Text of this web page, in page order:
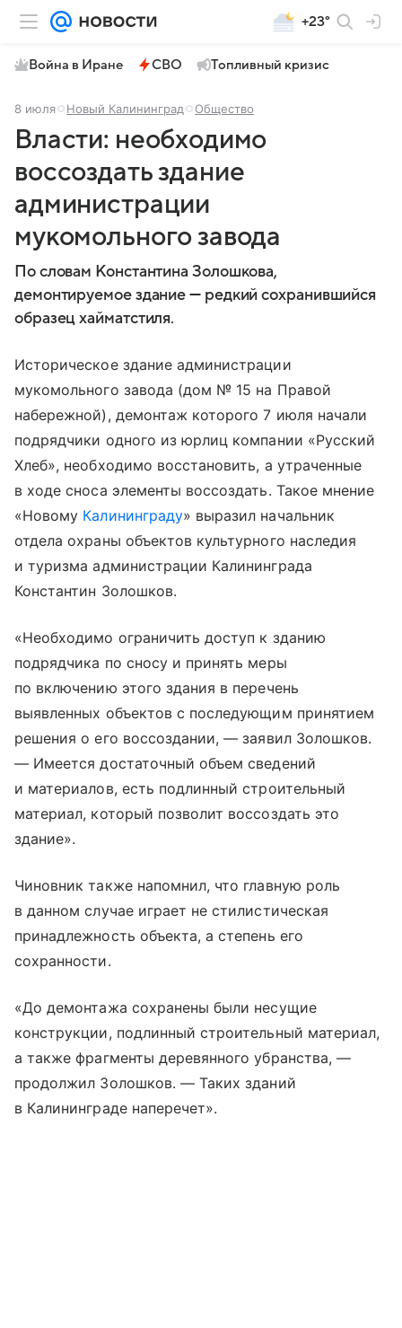
+23°
Война в Иране СВО Топливный кризис
8 июля Новый Калининград Общество
Власти: необходимо
воссоздать здание
администрации
мукомольного завода
По словам Константина Золошкова,
демонтируемое здание — редкий сохранившийся
образец хайматстиля.
Историческое здание администрации
мукомольного завода (дом № 15 на Правой
набережной), демонтаж которого 7 июля начали
подрядчики одного из юрлиц компании «Русский
Хлеб», необходимо восстановить, а утраченные
в ходе сноса элементы воссоздать. Такое мнение
«Новому Калининграду» выразил начальник
отдела охраны объектов культурного наследия
и туризма администрации Калининграда
Константин Золошков.
«Необходимо ограничить доступ к зданию
подрядчика по сносу и принять меры
по включению этого здания в перечень
выявленных объектов с последующим принятием
решения о его воссоздании, — заявил Золошков.
— Имеется достаточный объем сведений
и материалов, есть подлинный строительный
материал, который позволит воссоздать это
здание».
Чиновник также напомнил, что главную роль
в данном случае играет не стилистическая
принадлежность объекта, а степень его
сохранности.
«До демонтажа сохранены были несущие
конструкции, подлинный строительный материал,
а также фрагменты деревянного убранства, —
продолжил Золошков. — Таких зданий
в Калининграде наперечет».